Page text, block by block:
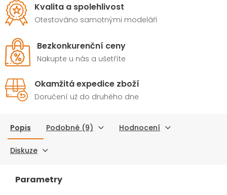
Kvalita a spolehlivost
Otestováno samotnými modeláři
Bezkonkurenční ceny
Nakupte u nás a ušetříte
Okamžitá expedice zboží
Doručení už do druhého dne
Popis Podobné (9) Hodnocení
Diskuze
Parametry